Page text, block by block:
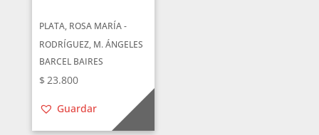
PLATA, ROSA MARÍA -
RODRÍGUEZ, M. ÁNGELES
BARCEL BAIRES
$ 23.800
Guardar